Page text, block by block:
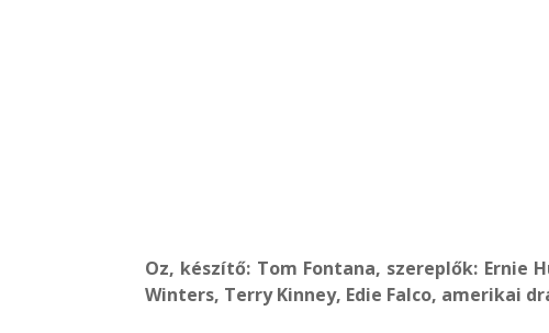
Oz, készítő: Tom Fontana, szereplők: Ernie
Winters, Terry Kinney, Edie Falco, amerikai